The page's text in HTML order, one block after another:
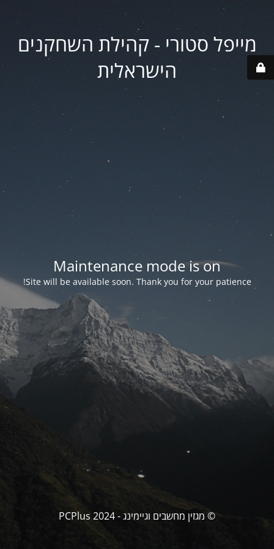
מייפל סטורי - קהילת השחקנים
הישראלית
Maintenance mode is on
Site will be available soon. Thank you for your patience!
© מגזין מחשבים וגיימינג - PCPlus 2024